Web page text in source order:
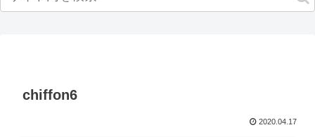
chiffon6
2020.04.17